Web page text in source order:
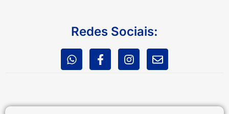
Redes Sociais: